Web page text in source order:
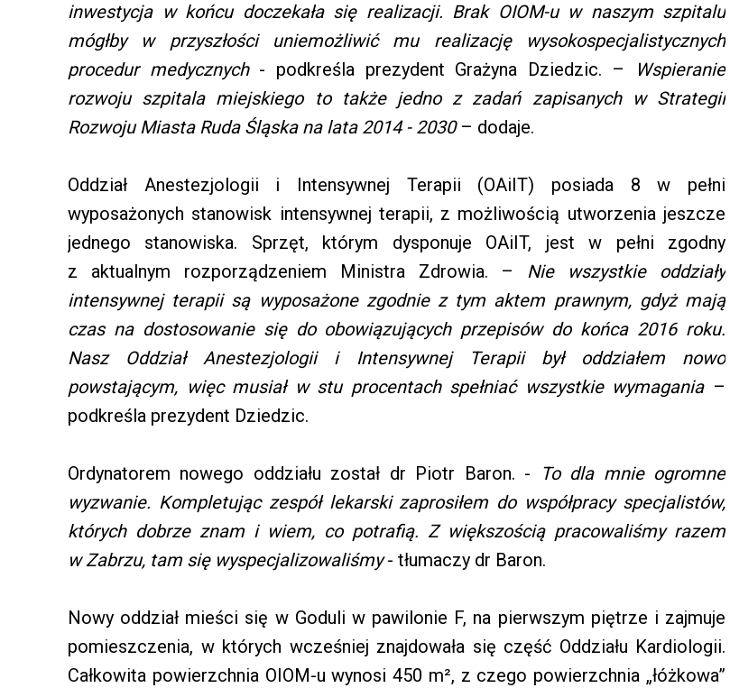
inwestycja w końcu doczekała się realizacji. Brak OIOM-u w naszym szpitalu
mógłby w przyszłości uniemożliwić mu realizację wysokospecjalistycznych
procedur medycznych- podkreśla prezydent Grażyna Dziedzic. –
Wspieranie
rozwoju szpitala miejskiego to także jedno z zadań zapisanych w Strategii
Rozwoju Miasta Ruda Śląska na lata 2014 - 2030 – dodaje.
Oddział Anestezjologii i Intensywnej Terapii (OAiIT) posiada 8 w pełni
wyposażonych stanowisk intensywnej terapii, z możliwością utworzenia jeszcze
jednego stanowiska. Sprzęt, którym dysponuje OAiIT, jest w pełni zgodny
z aktualnym rozporządzeniem Ministra Zdrowia. – Nie wszystkie oddziały
intensywnej terapii są wyposażone zgodnie z tym aktem prawnym, gdyż mają
czas na dostosowanie się do obowiązujących przepisów do końca 2016 roku.
Nasz Oddział Anestezjologii i Intensywnej Terapii był oddziałem nowo
powstającym, więc musiał w stu procentach spełniać wszystkie wymagania –
podkreśla prezydent Dziedzic.
Ordynatorem nowego oddziału został dr Piotr Baron. -
To dla mnie ogromne
wyzwanie. Kompletując zespół lekarski zaprosiłem do współpracy specjalistów,
których dobrze znam i wiem, co potrafią. Z większością pracowaliśmy razem
w Zabrzu, tam się wyspecjalizowaliśmy- tłumaczy dr Baron.
Nowy oddział mieści się w Goduli w pawilonie F, na pierwszym piętrze i zajmuje
pomieszczenia, w których wcześniej znajdowała się część Oddziału Kardiologii.
Całkowita powierzchnia OIOM-u wynosi 450 m², z czego powierzchnia „łóżkowa”